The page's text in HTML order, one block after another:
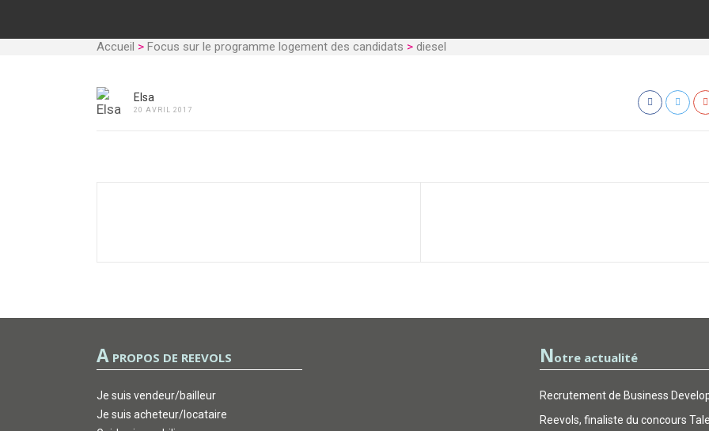
Accueil > Focus sur le programme logement des candidats > diesel
Elsa
20 AVRIL 2017
A PROPOS DE REEVOLS
Je suis vendeur/bailleur
Je suis acheteur/locataire
Notre actualité
Recrutement de Business
Reevols, finaliste du concours